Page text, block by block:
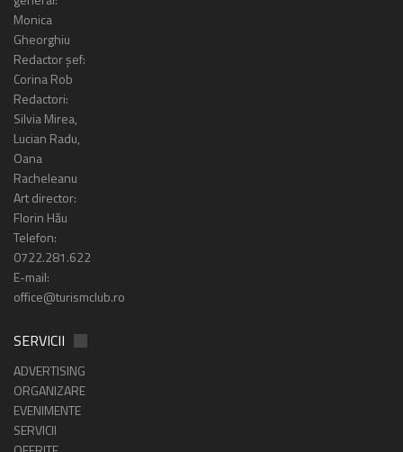
Monica
Gheorghiu
Redactor șef:
Corina Rob
Redactori:
Silvia Mirea,
Lucian Radu,
Oana
Racheleanu
Art director:
Florin Hău
Telefon:
0722.281.622
E-mail:
office@turismclub.ro
SERVICII
ADVERTISING
ORGANIZARE
EVENIMENTE
SERVICII